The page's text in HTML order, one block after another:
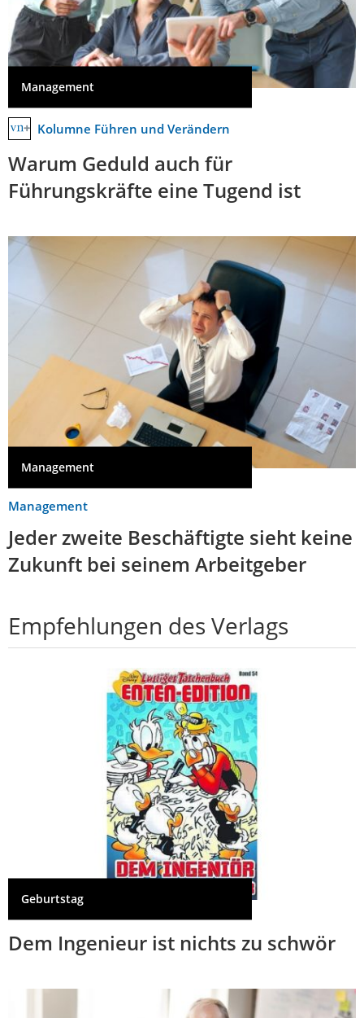
Management
Kolumne Führen und Verändern
Warum Geduld auch für
Führungskräfte eine Tugend ist
Management
Management
Jeder zweite Beschäftigte sieht keine
Zukunft bei seinem Arbeitgeber
Empfehlungen des Verlags
Geburtstag
Dem Ingenieur ist nichts zu schwör